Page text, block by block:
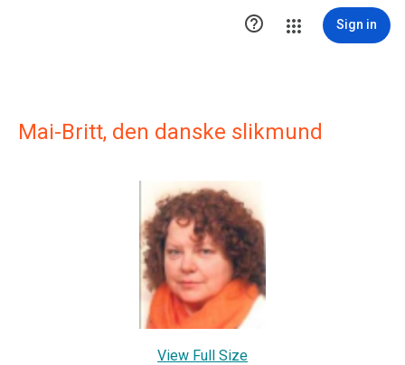
 Sign in
Mai-Britt, den danske slikmund
View Full Size